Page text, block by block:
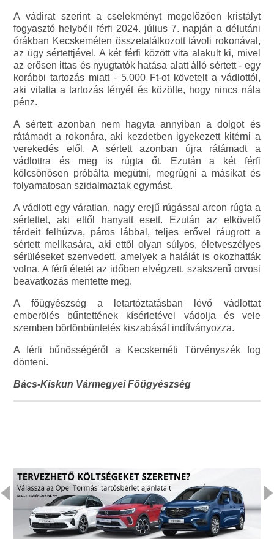
A vádirat szerint a cselekményt megelőzően kristályt
fogyasztó helybéli férfi 2024. július 7. napján a délutáni
órákban Kecskeméten összetalálkozott távoli rokonával,
az ügy sértettjével. A két férfi között vita alakult ki, mivel
az erősen ittas és nyugtatók hatása alatt álló sértett - egy
korábbi tartozás miatt - 5.000 Ft-ot követelt a vádlottól,
aki vitatta a tartozás tényét és közölte, hogy nincs nála
pénz.
A sértett azonban nem hagyta annyiban a dolgot és
rátámadt a rokonára, aki kezdetben igyekezett kitérni a
verekedés elől. A sértett azonban újra rátámadt a
vádlottra és meg is rúgta őt. Ezután a két férfi
kölcsönösen próbálta megütni, megrúgni a másikat és
folyamatosan szidalmaztak egymást.
A vádlott egy váratlan, nagy erejű rúgással arcon rúgta a
sértettet, aki ettől hanyatt esett. Ezután az elkövető
térdeit felhúzva, páros lábbal, teljes erővel ráugrott a
sértett mellkasára, aki ettől olyan súlyos, életveszélyes
sérüléseket szenvedett, amelyek a halálát is okozhatták
volna. A férfi életét az időben elvégzett, szakszerű orvosi
beavatkozás mentette meg.
A főügyészség a letartóztatásban lévő vádlottat
emberölés bűntettének kísérletével vádolja és vele
szemben börtönbüntetés kiszabását indítványozza.
A férfi bűnösségéről a Kecskeméti Törvényszék fog
dönteni.
Bács-Kiskun Vármegyei Főügyészség